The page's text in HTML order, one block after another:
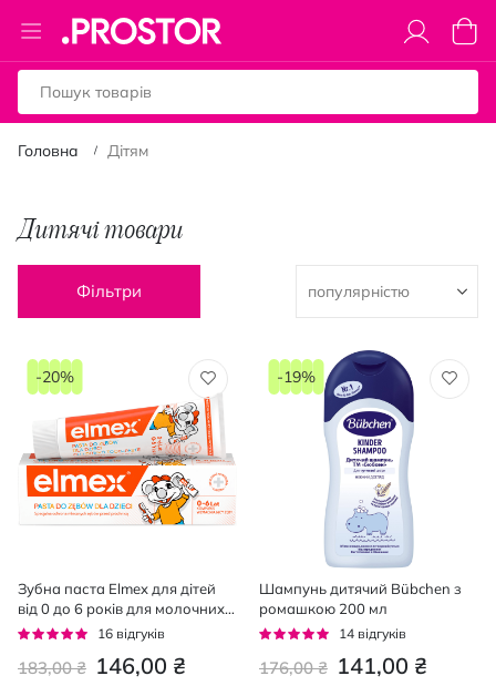
Toggle
Nav
Кошик
Головна Дітям
Дитячі товари
Фільтри
Зубна паста Elmex для дітей
від 0 до 6 років для молочних
зубів 50 мл
Рейтинг:
16 відгуків
146,00 ₴
183,00 ₴
-20%
Шампунь дитячий Bübchen з
ромашкою 200 мл
Рейтинг:
14 відгуків
141,00 ₴
176,00 ₴
-19%